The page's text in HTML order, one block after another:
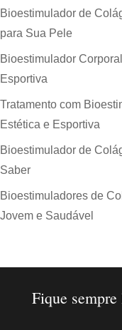
Bioestimulador de
para Sua Pele
Bioestimulador
Esportiva
Tratamento com
Estética e Esportiva
Bioestimulador de
Saber
Bioestimuladores de
Jovem e Saudável
Fique sempre